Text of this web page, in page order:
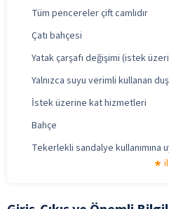
Tüm pencereler çift camlıdır
Çatı bahçesi
Yatak çarşafı değişimi (istek
Yalnızca suyu verimli kullanan
İstek üzerine kat hizmetleri
Bahçe
Tekerlekli sandalye kullanımına